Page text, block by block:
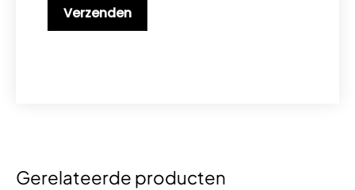
Gerelateerde producten